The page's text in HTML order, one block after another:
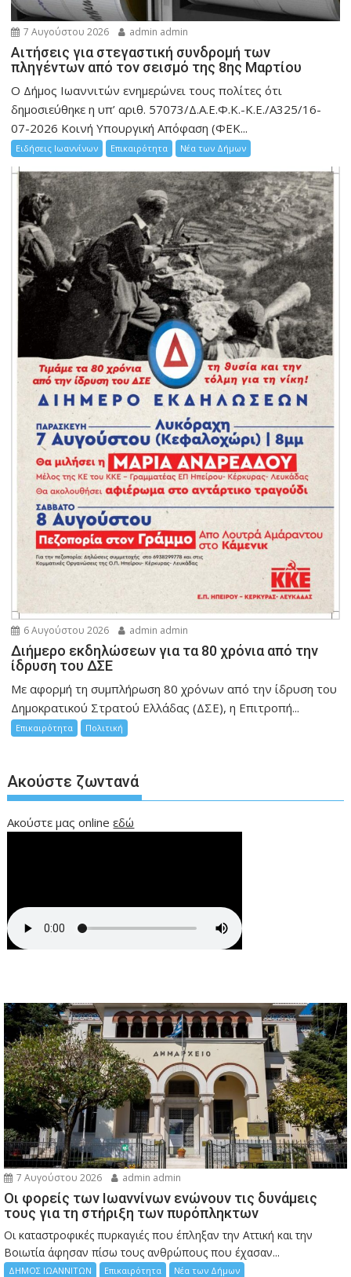
7 Αυγούστου 2026 admin admin
Αιτήσεις για στεγαστική συνδρομή των
πληγέντων από τον σεισμό της 8ης Μαρτίου
Ο Δήμος Ιωαννιτών ενημερώνει τους πολίτες ότι
δημοσιεύθηκε η υπ’ αριθ. 57073/Δ.Α.Ε.Φ.Κ.-Κ.Ε./Α325/16-
07-2026 Κοινή Υπουργική Απόφαση (ΦΕΚ...
Ειδήσεις Ιωαννίνων Επικαιρότητα Νέα των Δήμων
6 Αυγούστου 2026 admin admin
Διήμερο εκδηλώσεων για τα 80 χρόνια από την
ίδρυση του ΔΣΕ
Με αφορμή τη συμπλήρωση 80 χρόνων από την ίδρυση του
Δημοκρατικού Στρατού Ελλάδας (ΔΣΕ), η Επιτροπή...
Επικαιρότητα Πολιτική
Ακούστε ζωντανά
Ακούστε μας onlineεδώ
7 Αυγούστου 2026 admin admin
Οι φορείς των Ιωαννίνων ενώνουν τις δυνάμεις
τους για τη στήριξη των πυρόπληκτων
Οι καταστροφικές πυρκαγιές που έπληξαν την Αττική και την
Bοιωτία άφησαν πίσω τους ανθρώπους που έχασαν...
ΔΗΜΟΣ ΙΩΑΝΝΙΤΩΝ Επικαιρότητα Νέα των Δήμων